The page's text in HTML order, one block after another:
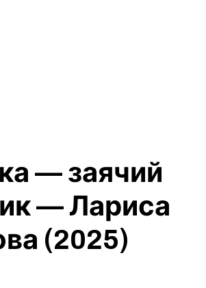
— заячий
— Лариса
(2025)